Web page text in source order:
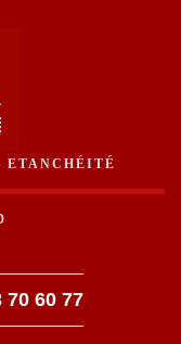
ETANCHÉITÉ
70 60 77